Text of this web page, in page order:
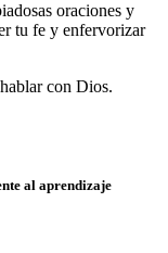
oraciones y
tu fe y enfervorizar
con Dios.
al aprendizaje